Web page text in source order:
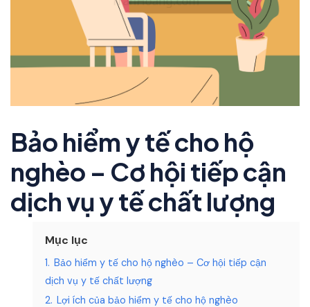
Bảo hiểm y tế cho hộ
nghèo – Cơ hội tiếp cận
dịch vụ y tế chất lượng
Mục lục
1. Bảo hiểm y tế cho hộ nghèo – Cơ hội tiếp cận
dịch vụ y tế chất lượng
2. Lợi ích của bảo hiểm y tế cho hộ nghèo